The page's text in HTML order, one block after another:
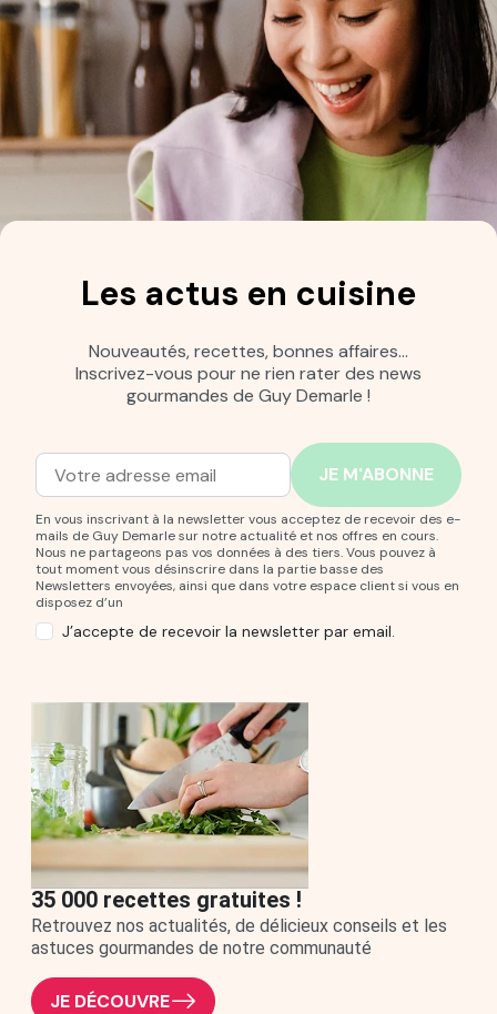
Les actus en cuisine
Nouveautés, recettes, bonnes affaires…
Inscrivez-vous pour ne rien rater des news
gourmandes de Guy Demarle !
Adresse mail
Entrez votre adresse mail pour vous abonner à notre
En vous inscrivant à la newsletter vous acceptez de recevoir des e-
mails de Guy Demarle sur notre actualité et nos offres en cours.
Nous ne partageons pas vos données à des tiers. Vous pouvez à
tout moment vous désinscrire dans la partie basse des
Newsletters envoyées, ainsi que dans votre espace client si vous en
disposez d’un
J’accepte de recevoir la newsletter par email.
35 000 recettes gratuites !
Retrouvez nos actualités, de délicieux conseils et les
astuces gourmandes de notre communauté
JE DÉCOUVRE